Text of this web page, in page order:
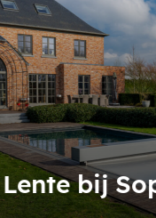
Lente bij
Julien